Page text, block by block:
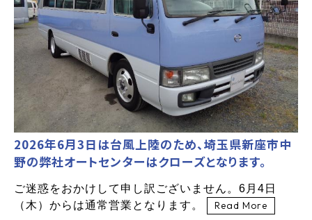
2026年6月3日は台風上陸のため、埼玉県新座市中
野の弊社オートセンターはクローズとなります。
ご迷惑をおかけして申し訳ございません。6月4日
（木）からは通常営業となります。
Read More